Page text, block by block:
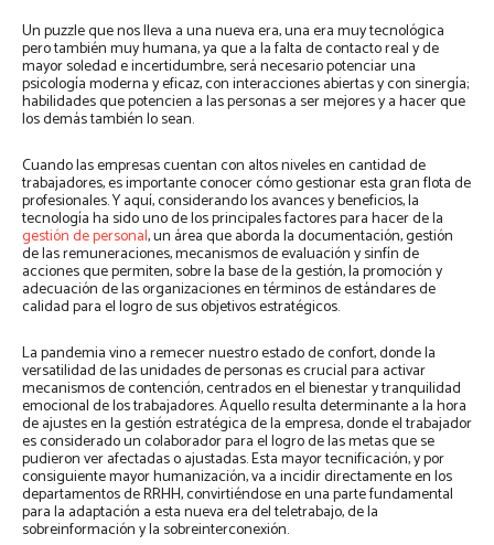
Un puzzle que nos lleva a una nueva era, una era muy tecnológica
pero también muy humana, ya que a la falta de contacto real y de
mayor soledad e incertidumbre, será necesario potenciar una
psicología moderna y eficaz, con interacciones abiertas y con sinergía;
habilidades que potencien a las personas a ser mejores y a hacer que
los demás también lo sean.
Cuando las empresas cuentan con altos niveles en cantidad de
trabajadores, es importante conocer cómo gestionar esta gran flota de
profesionales. Y aquí, considerando los avances y beneficios, la
tecnología ha sido uno de los principales factores para hacer de la
gestión de personal, un área que aborda la documentación, gestión
de las remuneraciones, mecanismos de evaluación y sinfín de
acciones que permiten, sobre la base de la gestión, la promoción y
adecuación de las organizaciones en términos de estándares de
calidad para el logro de sus objetivos estratégicos.
La pandemia vino a remecer nuestro estado de confort, donde la
versatilidad de las unidades de personas es crucial para activar
mecanismos de contención, centrados en el bienestar y tranquilidad
emocional de los trabajadores. Aquello resulta determinante a la hora
de ajustes en la gestión estratégica de la empresa, donde el trabajador
es considerado un colaborador para el logro de las metas que se
pudieron ver afectadas o ajustadas. Esta mayor tecnificación, y por
consiguiente mayor humanización, va a incidir directamente en los
departamentos de RRHH, convirtiéndose en una parte fundamental
para la adaptación a esta nueva era del teletrabajo, de la
sobreinformación y la sobreinterconexión.